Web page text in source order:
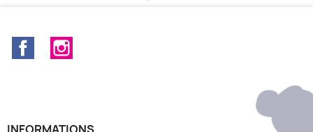
Facebook